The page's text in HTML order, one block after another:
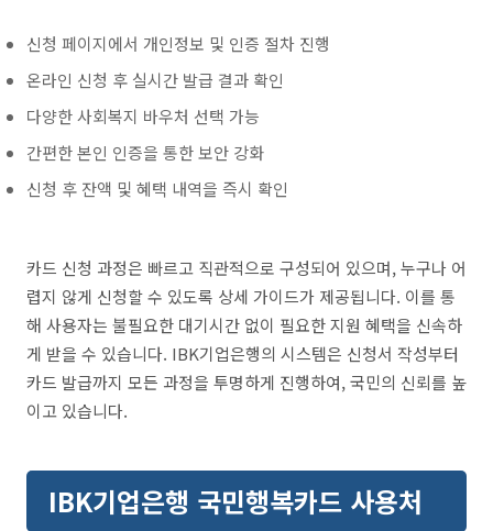
신청 페이지에서 개인정보 및 인증 절차 진행
온라인 신청 후 실시간 발급 결과 확인
다양한 사회복지 바우처 선택 가능
간편한 본인 인증을 통한 보안 강화
신청 후 잔액 및 혜택 내역을 즉시 확인
카드 신청 과정은 빠르고 직관적으로 구성되어 있으며, 누구나 어
렵지 않게 신청할 수 있도록 상세 가이드가 제공됩니다. 이를 통
해 사용자는 불필요한 대기시간 없이 필요한 지원 혜택을 신속하
게 받을 수 있습니다. IBK기업은행의 시스템은 신청서 작성부터
카드 발급까지 모든 과정을 투명하게 진행하여, 국민의 신뢰를 높
이고 있습니다.
IBK기업은행 국민행복카드 사용처